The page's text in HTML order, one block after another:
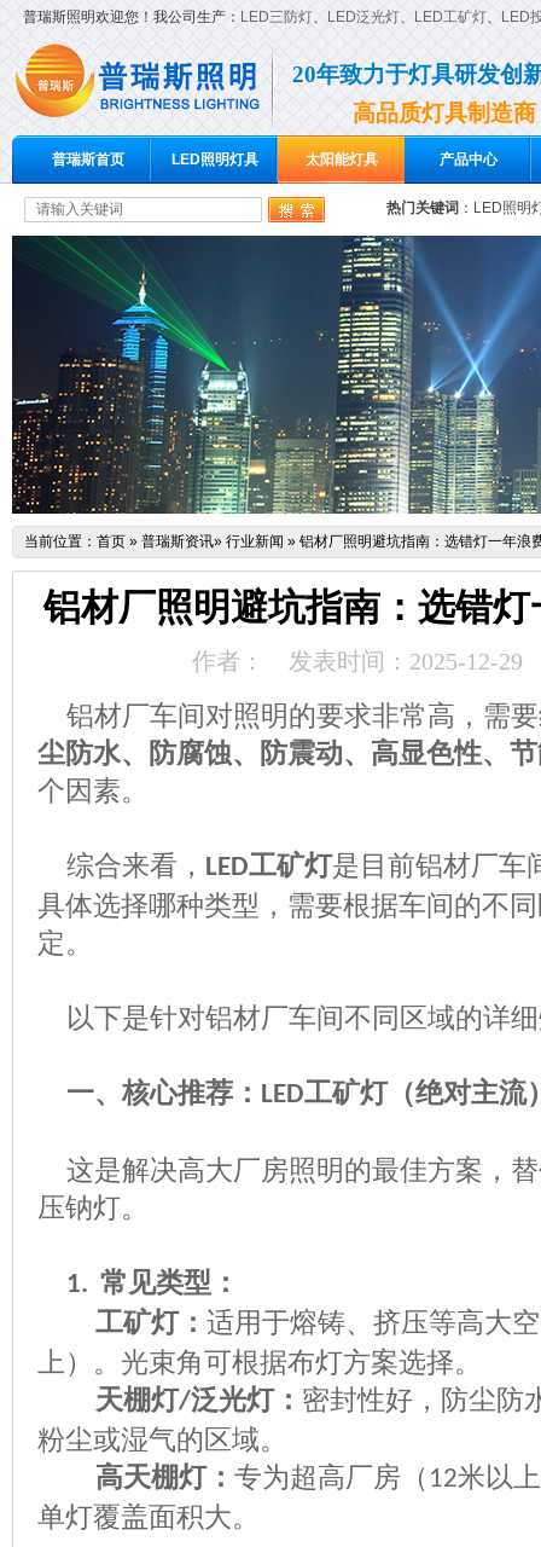
普瑞斯照明欢迎您！我公司生产： LED三防灯、 LED泛光灯、 LED工矿灯、 LED
20年致力于灯具研发创
高品质灯具制造商
普瑞斯首页 LED照明灯具 太阳能灯具 产品中心
热门关键词 ： LED照明
当前位置： 首页 » 普瑞斯资讯» 行业新闻 » 铝材厂照明避坑指南：选错灯一年浪
铝材厂照明避坑指南：选错
作者： 发表时间：2025-12-29
铝材厂车间对照明的要求非常高，需
尘防水、防腐蚀、防震动、高显色性、
个因素。
综合来看， LED工矿灯是目前铝材厂车
具体选择哪种类型，需要根据车间的不
定。
以下是针对铝材厂车间不同区域的详
一、核心推荐： LED工矿灯（绝对主流
这是解决高大厂房照明的最佳方案，
压钠灯。
1. 常见类型：
工矿灯： 适用于熔铸、挤压等高大
上）。光束角可根据布灯方案选择。
天棚灯/泛光灯： 密封性好，防尘防
粉尘或湿气的区域。
高天棚灯： 专为超高厂房（ 12米以
单灯覆盖面积大。